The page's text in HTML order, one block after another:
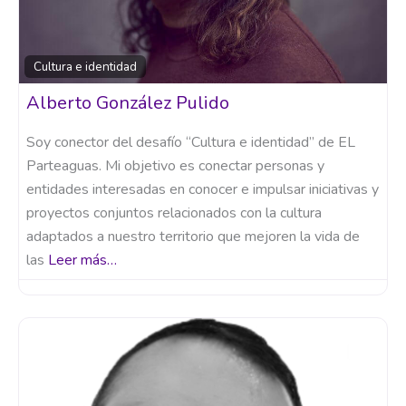
Cultura e identidad
Alberto González Pulido
Soy conector del desafío “Cultura e identidad” de EL
Parteaguas. Mi objetivo es conectar personas y
entidades interesadas en conocer e impulsar iniciativas y
proyectos conjuntos relacionados con la cultura
adaptados a nuestro territorio que mejoren la vida de
las Leer más…